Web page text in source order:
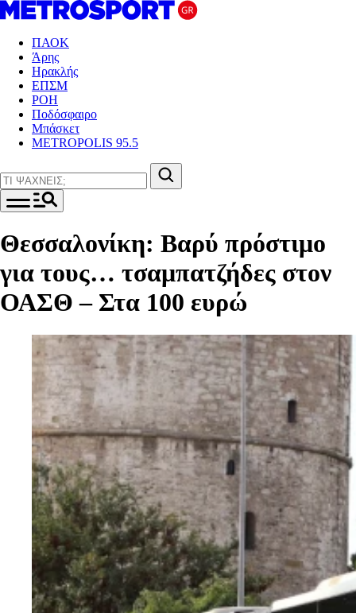
ΠΑΟΚ
Άρης
Ηρακλής
ΕΠΣΜ
ΡΟΗ
Ποδόσφαιρο
Μπάσκετ
METROPOLIS 95.5
Θεσσαλονίκη: Βαρύ πρόστιμο
για τους… τσαμπατζήδες στον
ΟΑΣΘ – Στα 100 ευρώ